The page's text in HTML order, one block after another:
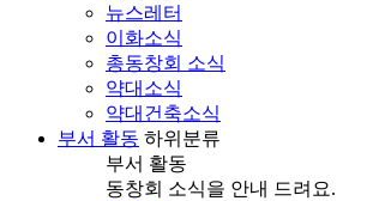
뉴스레터
이화소식
총동창회 소식
약대소식
약대건축소식
부서 활동 하위분류
부서 활동
동창회 소식을 안내 드려요.